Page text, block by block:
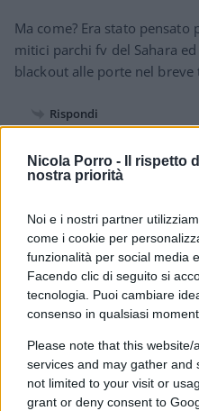
Nicola Porro -
Il rispetto
nostra priorità
Noi e i nostri partner
come i cookie per
funzionalità per social media
Facendo clic di seguito si
tecnologia. Puoi cambiare
consenso in qualsiasi
Please note that this
services and may gather and
not limited to your visit or
grant or deny consent to
Ma come? Era stato
mitici parchi fv del Sahara
blackout alle porte nel breve
Rispondi
Mauro
Bellissimo…continiuamo a
soggetti terzi,..
Rispondi